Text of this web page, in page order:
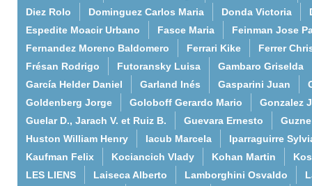
Diez Rolo
Dominguez Carlos Maria Donda Victoria
Espedite Moacir Urbano
Fasce Maria
Feinman Jose
Fernandez Moreno Baldomero
Ferrari Kike
Ferrer
Frésan Rodrigo
Futoransky Luisa
Gambaro Griselda
García Helder Daniel
Garland Inés Gasparini Juan
Goldenberg Jorge
Goloboff Gerardo Mario
Gonzalez
Guelar D., Jarach V. et Ruiz B.
Guevara Ernesto
Huston William Henry
Iacub Marcela
Iparraguirre
Kaufman Felix
Kociancich Vlady Kohan Martin
LES LIENS
Laiseca Alberto Lamborghini Osvaldo